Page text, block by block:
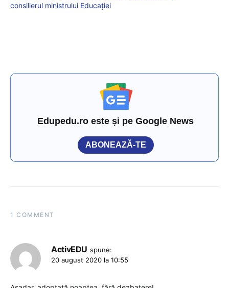
consilierul ministrului Educației
Edupedu.ro este și pe Google News
ABONEAZĂ-TE
1 COMMENT
ActivEDU spune:
20 august 2020 la 10:55